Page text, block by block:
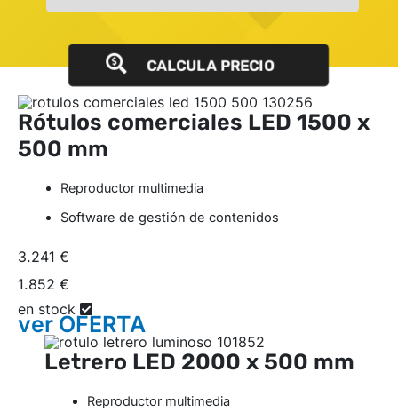
CALCULA PRECIO
Rótulos comerciales LED 1500 x
500 mm
Reproductor multimedia
Software de gestión de contenidos
3.241 €
1.852 €
en stock
verOFERTA
Letrero LED 2000 x 500 mm
Reproductor multimedia